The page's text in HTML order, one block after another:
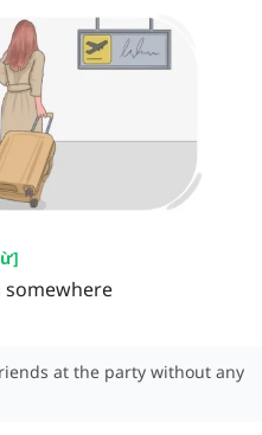
]
at the party without any